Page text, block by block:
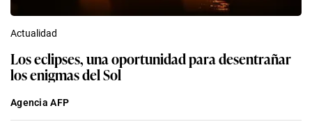
Actualidad
Los eclipses, una oportunidad para desentrañar
los enigmas del Sol
Agencia AFP